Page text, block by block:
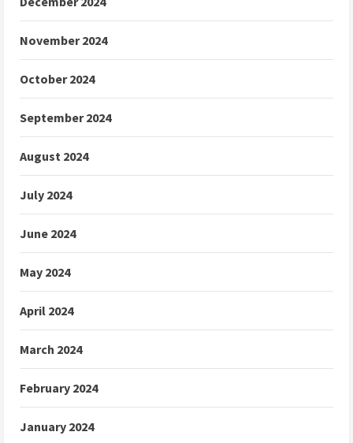
November 2024
October 2024
September 2024
August 2024
July 2024
June 2024
May 2024
April 2024
March 2024
February 2024
January 2024